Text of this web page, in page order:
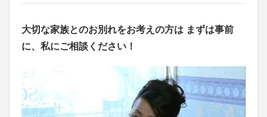
大切な家族とのお別れをお考えの方は まずは事前
に、私にご相談ください！